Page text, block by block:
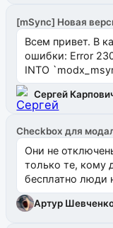
[mSync] Новая
Всем привет. В
ошибки: Error
INTO
`uuid_1c`)
Сергей
Checkbox для
Они не
только те, кому
бесплатно люди
Артур